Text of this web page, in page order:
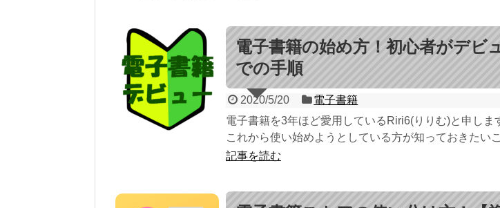
電子書籍の始め方！初心者がデビ
での手順
2020/5/20
電子書籍
電子書籍を3年ほど愛用しているRiri6(りりむ)と申しま
これから使い始めようとしている方が知っておきたい
記事を読む